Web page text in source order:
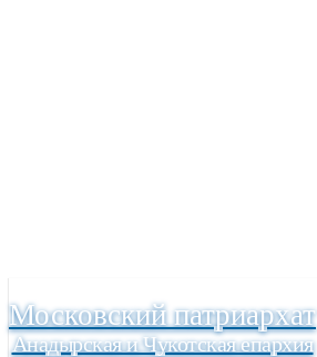
Московский патриархат
Анадырская и Чукотская епархия